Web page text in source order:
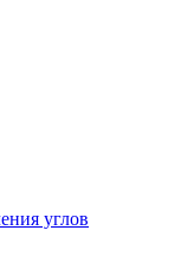
углов